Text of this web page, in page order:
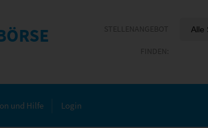
und Hilfe Login